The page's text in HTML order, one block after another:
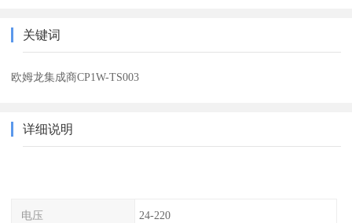
关键词
欧姆龙集成商CP1W-TS003
详细说明
电压 24-220